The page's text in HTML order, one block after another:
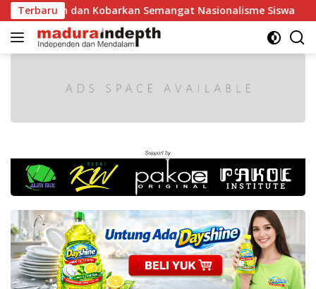
Langsung
ke
konten
Terbaru
Kobarkan Semangat Nasionalisme Siswa Tak